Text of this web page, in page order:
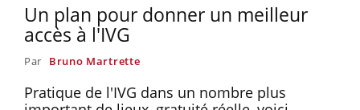
Un plan pour donner un meilleur
accès à l'IVG
Par Bruno Martrette
Pratique de l'IVG dans un nombre plus